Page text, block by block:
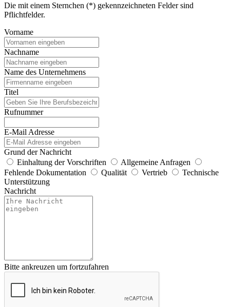
Die mit einem Sternchen (*) gekennzeichneten Felder sind
Pflichtfelder.
Vorname
Nachname
Name des Unternehmens
Titel
Rufnummer
E-Mail Adresse
Grund der Nachricht
Einhaltung der Vorschriften
Allgemeine Anfragen
Fehlende Dokumentation
Qualität Vertrieb
Technische
Unterstützung
Nachricht
Bitte ankreuzen um fortzufahren